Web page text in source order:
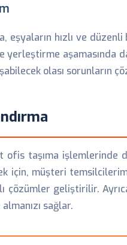
eşyaların hızlı ve
aşamasında
olası
ofis taşıma
için, müşteri
çözümler geliştirilir.
sağlar.